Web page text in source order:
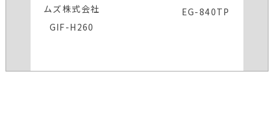
ムズ株式会社
GIF-H260
EG-840TP